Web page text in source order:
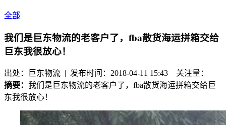
全部
我们是巨东物流的老客户了，fba散货海运拼箱交给
巨东我很放心！
出处：巨东物流 | 发布时间：2018-04-11 15:43 关注量：
摘要： 我们是巨东物流的老客户了，fba散货海运拼箱交给巨
东我很放心！